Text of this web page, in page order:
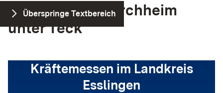
Überspringe Textbereich
Nürtingen vs. Kirchheim
unter Teck
Kräftemessen im Landkreis
Esslingen